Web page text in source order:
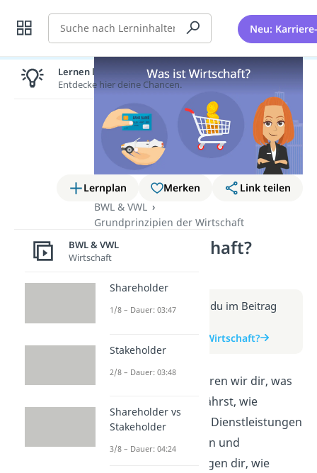
Suche Neu:
Lernplan Merken
Link teilen
BWL & VWL
Grundprinzipien der Wirtschaft
Was ist Wirtschaft?
(Video)
Weitere Infos erhältst du im Beitrag
zum Beitrag: Was ist Wirtschaft?
In diesem Video erklären wir dir, was
Wirtschaft ist. Du erfährst, wie
Menschen Güter und Dienstleistungen
produzieren, tauschen und
konsumieren. Wir zeigen dir, wie
Lernen lohnt sich!
Entdecke hier deine Chancen.
BWL & VWL
Wirtschaft
Shareholder
1/8 – Dauer: 03:47
Stakeholder
2/8 – Dauer: 03:48
Shareholder vs
Stakeholder
3/8 – Dauer: 04:24